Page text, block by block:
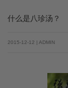
什么是八珍汤？
2015-12-12 | ADMIN